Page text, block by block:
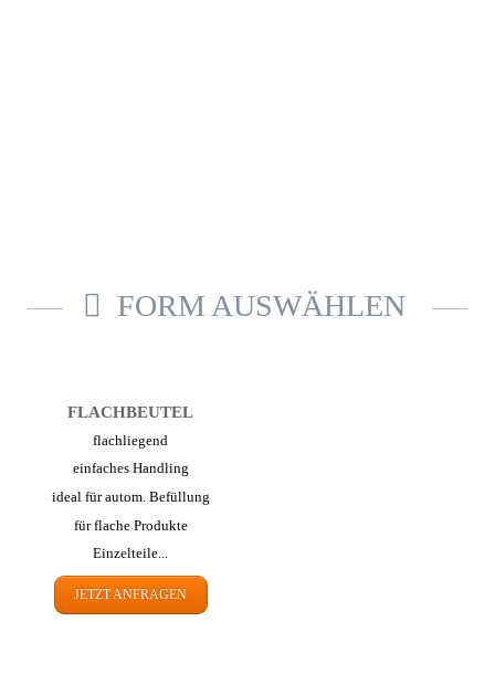
FORM AUSWÄHLEN
FLACH­BEUTEL
flachliegend
einfaches Handling
ideal für autom. Befüllung
für flache Produkte
Einzelteile...
JETZT ANFRAGEN